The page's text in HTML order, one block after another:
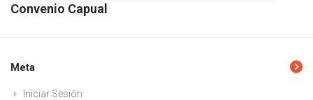
Convenio Capual
Meta
Iniciar Sesión